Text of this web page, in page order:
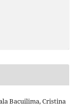
Bacuilima, Cristina